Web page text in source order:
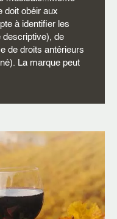
doit obéir aux
à identifier les
descriptive), de
de droits antérieurs
La marque peut